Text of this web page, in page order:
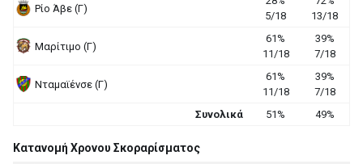
Ρίο Άβε (Γ)
5/18
13/18
Μαρίτιμο (Γ)
61%
11/18
39%
7/18
Νταμαϊένσε (Γ)
61%
11/18
39%
7/18
Συνολικά
51% 49%
Κατανομή Χρονου Σκοραρίσματος